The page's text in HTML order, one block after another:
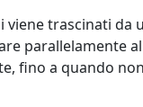
viene trascinati da
parallelamente
fino a quando